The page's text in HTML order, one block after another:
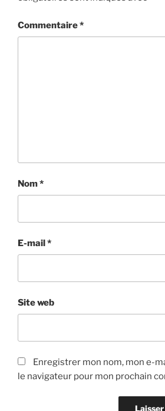
Commentaire*
Nom*
E-mail*
Site web
Enregistrer mon nom, mon e-
le navigateur pour mon prochain